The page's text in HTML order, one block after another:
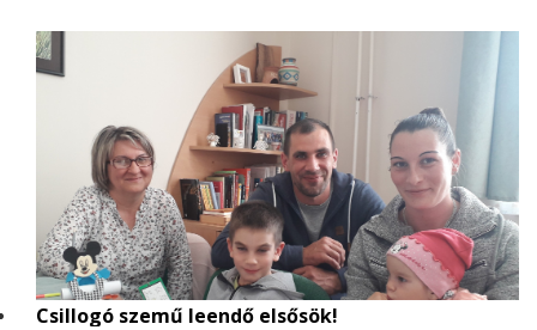
Csillogó szemű leendő elsősök!